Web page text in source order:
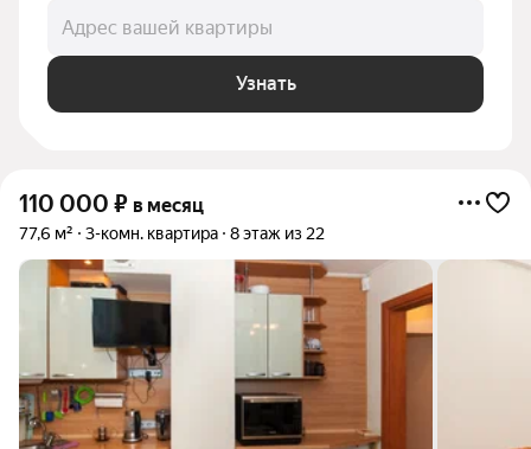
Адрес вашей квартиры
Узнать
110 000 ₽ в месяц
77,6 м² 3-комн. квартира 8 этаж из 22